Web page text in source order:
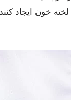
خون ایجاد